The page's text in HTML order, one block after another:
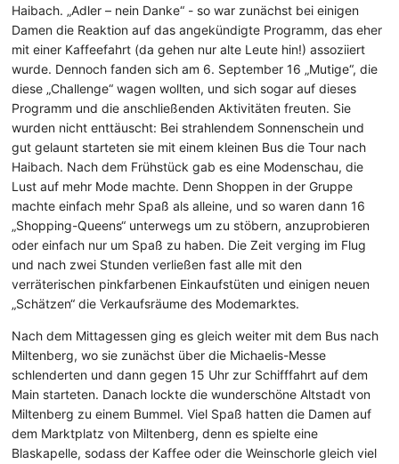
Haibach. „Adler – nein Danke“ - so war zunächst bei einigen
Damen die Reaktion auf das angekündigte Programm, das eher
mit einer Kaffeefahrt (da gehen nur alte Leute hin!) assoziiert
wurde. Dennoch fanden sich am 6. September 16 „Mutige“, die
diese „Challenge“ wagen wollten, und sich sogar auf dieses
Programm und die anschließenden Aktivitäten freuten. Sie
wurden nicht enttäuscht: Bei strahlendem Sonnenschein und
gut gelaunt starteten sie mit einem kleinen Bus die Tour nach
Haibach. Nach dem Frühstück gab es eine Modenschau, die
Lust auf mehr Mode machte. Denn Shoppen in der Gruppe
machte einfach mehr Spaß als alleine, und so waren dann 16
„Shopping-Queens“ unterwegs um zu stöbern, anzuprobieren
oder einfach nur um Spaß zu haben. Die Zeit verging im Flug
und nach zwei Stunden verließen fast alle mit den
verräterischen pinkfarbenen Einkaufstüten und einigen neuen
„Schätzen“ die Verkaufsräume des Modemarktes.
Nach dem Mittagessen ging es gleich weiter mit dem Bus nach
Miltenberg, wo sie zunächst über die Michaelis-Messe
schlenderten und dann gegen 15 Uhr zur Schifffahrt auf dem
Main starteten. Danach lockte die wunderschöne Altstadt von
Miltenberg zu einem Bummel. Viel Spaß hatten die Damen auf
dem Marktplatz von Miltenberg, denn es spielte eine
Blaskapelle, sodass der Kaffee oder die Weinschorle gleich viel